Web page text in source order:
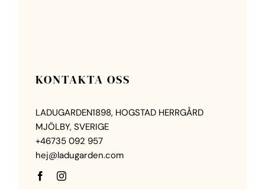
KONTAKTA OSS
LADUGARDEN1898, HOGSTAD HERRGÅRD
MJÖLBY, SVERIGE
+46735 092 957
hej@ladugarden.com